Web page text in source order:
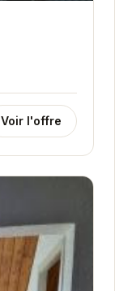
Voir l'offre